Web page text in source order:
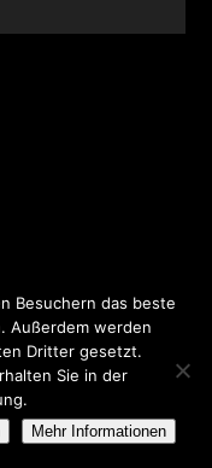
Besuchern das beste
Außerdem werden
Dritter gesetzt.
Sie in der
Mehr Informationen